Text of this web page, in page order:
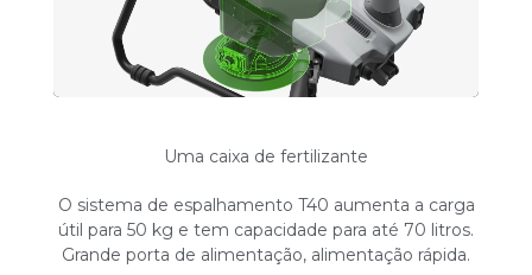
Uma caixa de fertilizante
O sistema de espalhamento T40 aumenta a carga
útil para 50 kg e tem capacidade para até 70 litros.
Grande porta de alimentação, alimentação rápida.